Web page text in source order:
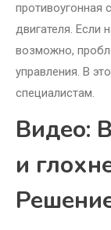
противоугонная
двигателя. Если
возможно,
управления. В
специалистам.
Видео:
и